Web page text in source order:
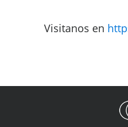
Visitanos en